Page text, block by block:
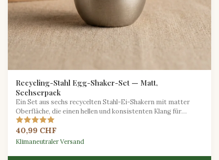
Recycling-Stahl Egg-Shaker-Set — Matt,
Sechserpack
Ein Set aus sechs recycelten Stahl-Ei-Shakern mit matter
Oberfläche, die einen hellen und konsistenten Klang für
Ensemble-Spiel bieten.
40,99 CHF
Klimaneutraler Versand